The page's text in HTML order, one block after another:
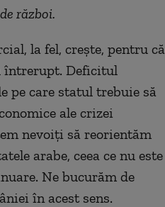
război.
la fel, crește, pentru că
întrerupt. Deficitul
pe care statul trebuie să
ale crizei
nevoiți să reorientăm
arabe, ceea ce nu este
Ne bucurăm de
în acest sens.